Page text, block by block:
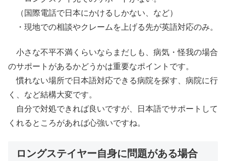
（国際電話で日本にかけるしかない、など）
・現地での相談やクレームを上げる先が英語対応のみ。
小さな不平不満くらいならまだしも、病気・怪我の場合
のサポートがあるかどうかは重要なポイントです。
慣れない場所で日本語対応できる病院を探す、病院に行
く、など結構大変です。
自分で対処できれば良いですが、日本語でサポートして
くれるところがあれば心強いですね。
ロングステイヤー自身に問題がある場合